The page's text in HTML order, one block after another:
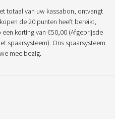
totaal van uw kassabon, ontvangt
de 20 punten heeft bereikt,
korting van €50,00 (Afgeprijsde
spaarsysteem). Ons spaarsysteem
mee bezig.